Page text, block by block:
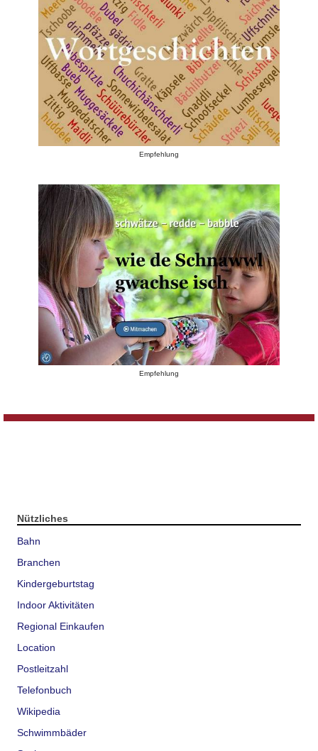
Empfehlung
Empfehlung
Nützliches
Bahn
Branchen
Kindergeburtstag
Indoor Aktivitäten
Regional Einkaufen
Location
Postleitzahl
Telefonbuch
Wikipedia
Schwimmbäder